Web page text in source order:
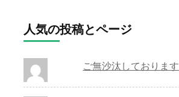
人気の投稿とページ
ご無沙汰しております